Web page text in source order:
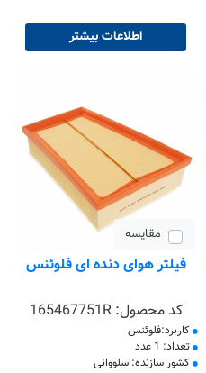
اطلاعات بیشتر
مقایسه
فیلتر هوای دنده ای فلوئنس
کد محصول:165467751R
کاربرد:فلوئنس
تعداد: 1 عدد
کشور سازنده:اسلووانی